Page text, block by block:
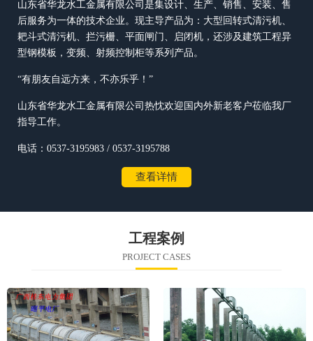
山东省华龙水工金属有限公司是集设计、生产、销售、安装、售
后服务为一体的技术企业。现主导产品为：大型回转式清污机、
耙斗式清污机、拦污栅、平面闸门、启闭机，还涉及建筑工程异
型钢模板，变频、射频控制柜等系列产品。
“有朋友自远方来，不亦乐乎！”
山东省华龙水工金属有限公司热忱欢迎国内外新老客户莅临我厂
指导工作。
电话：0537-3195983 / 0537-3195788
查看详情
工程案例
PROJECT CASES